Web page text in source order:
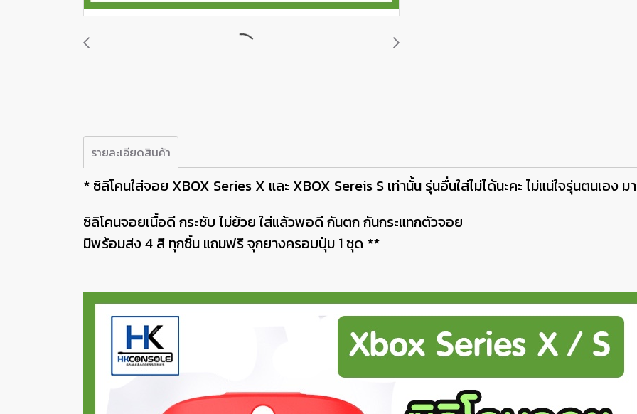
รายละเอียดสินค้า
* ซิลิโคนใส่จอย XBOX Series X และ XBOX Sereis S เท่านั้น รุ่นอื่นใส่ไม่ได้นะคะ ไม่แน่ใจรุ่นตนเอง
ซิลิโคนจอยเนื้อดี กระชับ ไม่ย้วย ใส่แล้วพอดี กันตก กันกระแทกตัวจอย
มีพร้อมส่ง 4 สี ทุกชิ้น แถมฟรี จุกยางครอบปุ่ม 1 ชุด **